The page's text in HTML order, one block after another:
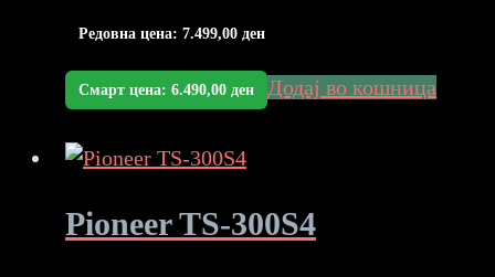
Редовна цена: 7.499,00 ден
Смарт цена: 6.490,00 ден Додај во кошница
Pioneer TS-300S4